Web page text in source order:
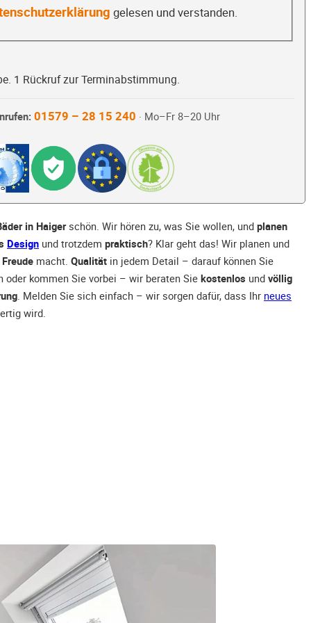
gelesen und verstanden.
1 Rückruf zur Terminabstimmung.
01579 – 28 15 240 · Mo–Fr 8–20 Uhr
in Haigerschön. Wir hören zu, was Sie wollen, und planen
Design und trotzdem praktisch? Klar geht das! Wir planen und
macht. Qualität in jedem Detail – darauf können Sie
oder kommen Sie vorbei – wir beraten Sie kostenlos und völlig
. Melden Sie sich einfach – wir sorgen dafür, dass Ihr neues
wird.